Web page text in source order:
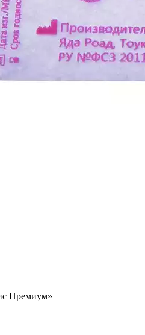
Премиум»